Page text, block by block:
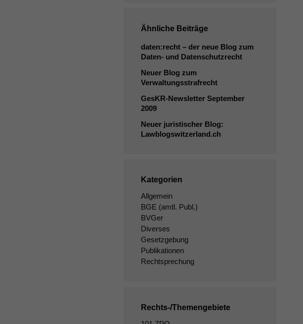
Ähnliche Beiträge
daten:recht – der neue Blog zum
Daten- und Datenschutzrecht
Neuer Blog zum
Verwaltungsstrafrecht
GesKR-Newsletter September
2009
Neuer juristischer Blog:
Lawblogswitzerland.ch
Kategorien
Allgemein
BGE (amtl. Publ.)
BVGer
Diverses
Gesetzgebung
Publikationen
Rechtsprechung
Rechts-/Themengebiete